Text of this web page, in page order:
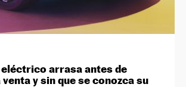
eléctrico arrasa antes de
y sin que se conozca su